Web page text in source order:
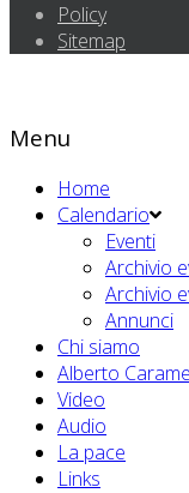
Policy
Sitemap
Menu
Home
Calendario
Eventi
Archivio
Archivio
Annunci
Chi siamo
Alberto
Video
Audio
La pace
Links